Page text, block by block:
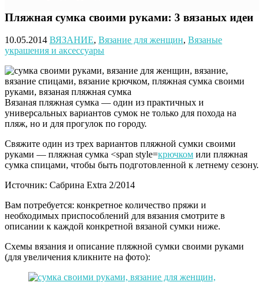
Пляжная сумка своими руками: 3 вязаных идеи
10.05.2014 ВЯЗАНИЕ, Вязание для женщин, Вязаные
украшения и аксессуары
Вязаная пляжная сумка — один из практичных и
универсальных вариантов сумок не только для похода на
пляж, но и для прогулок по городу.
Свяжите один из трех вариантов пляжной сумки своими
руками — пляжная сумка <span style=крючком или пляжная
сумка спицами, чтобы быть подготовленной к летнему сезону.
Источник: Сабрина Extra 2/2014
Вам потребуется: конкретное количество пряжи и
необходимых приспособлений для вязания смотрите в
описании к каждой конкретной вязаной сумки ниже.
Схемы вязания и описание пляжной сумки своими руками
(для увеличения кликните на фото):